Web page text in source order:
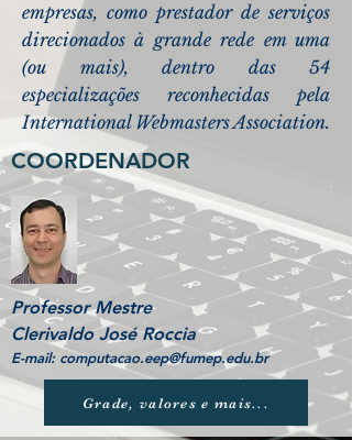
empresas, como prestador de serviços
direcionados à grande rede em uma
(ou mais), dentro das 54
especializações reconhecidas pela
International Webmasters Association.
COORDENADOR
Professor Mestre
Clerivaldo José Roccia
E-mail: computacao.eep@fumep.edu.br
Grade, valores e mais...